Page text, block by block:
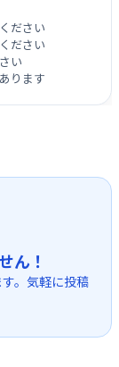
ん！
。気軽に投稿
ださい
ださい
い
ります